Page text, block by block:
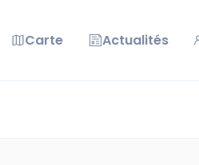
Carte Actualités